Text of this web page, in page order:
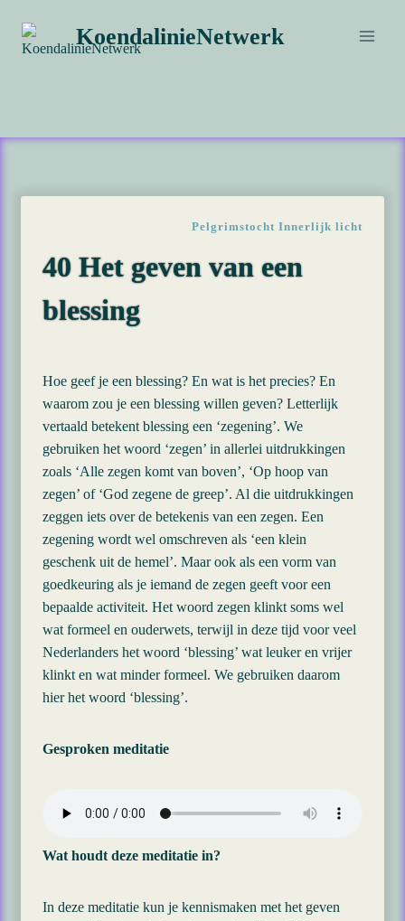
naar
inhoud
KoendalinieNetwerk
Pelgrimstocht Innerlijk licht
40 Het geven van een
blessing
Hoe geef je een blessing? En wat is het precies? En
waarom zou je een blessing willen geven? Letterlijk
vertaald betekent blessing een ‘zegening’. We
gebruiken het woord ‘zegen’ in allerlei uitdrukkingen
zoals ‘Alle zegen komt van boven’, ‘Op hoop van
zegen’ of ‘God zegene de greep’. Al die uitdrukkingen
zeggen iets over de betekenis van een zegen. Een
zegening wordt wel omschreven als ‘een klein
geschenk uit de hemel’. Maar ook als een vorm van
goedkeuring als je iemand de zegen geeft voor een
bepaalde activiteit. Het woord zegen klinkt soms wel
wat formeel en ouderwets, terwijl in deze tijd voor veel
Nederlanders het woord ‘blessing’ wat leuker en vrijer
klinkt en wat minder formeel. We gebruiken daarom
hier het woord ‘blessing’.
Gesproken meditatie
Wat houdt deze meditatie in?
In deze meditatie kun je kennismaken met het geven